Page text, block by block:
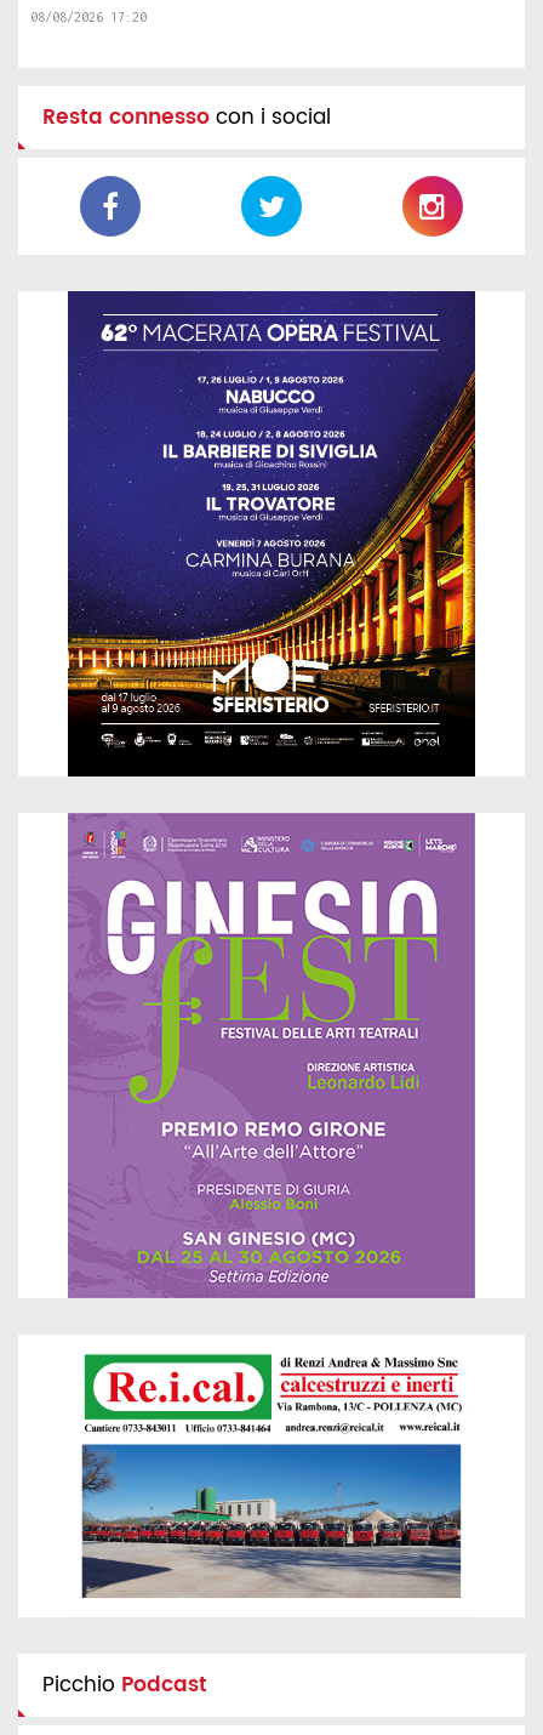
08/08/2026 17:20
Resta connessocon i social
Picchio Podcast